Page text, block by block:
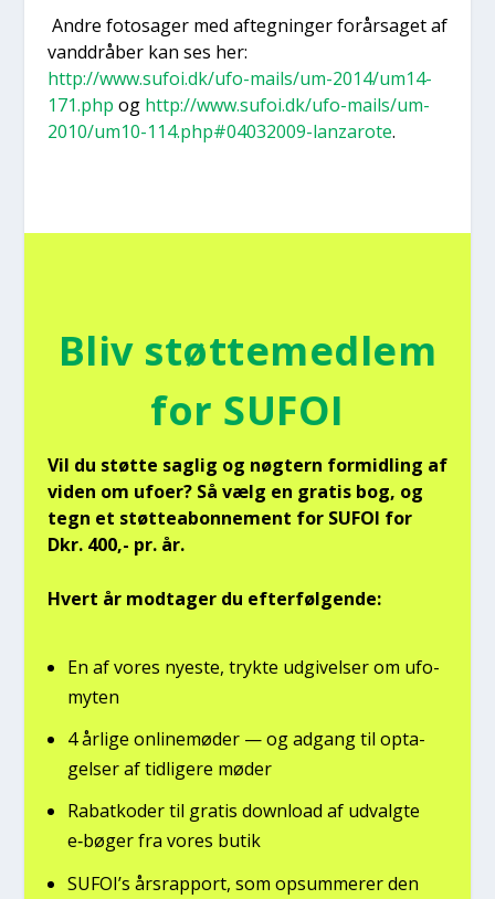
Andre fotosa­ger med afteg­nin­ger for­år­sa­get af
vand­drå­ber kan ses her:
http://www.sufoi.dk/ufo-mails/um-2014/um14-
171.php og http://www.sufoi.dk/ufo-mails/um-
2010/um10-114.php#04032009-lanzarote.
Bliv støt­te­med­lem
for SUFOI
Vil du støt­te sag­lig og nøg­tern for­mid­ling af
viden om ufo­er? Så vælg en gra­tis bog, og
tegn et støt­tea­bon­ne­ment for SUFOI for
Dkr. 400,- pr. år.
Hvert år mod­ta­ger du efter­føl­gen­de:
En af vores nye­ste, tryk­te udgi­vel­ser om ufo­
myten
4 årli­ge onli­ne­mø­der — og adgang til opta­
gel­ser af tid­li­ge­re møder
Rabat­ko­der til gra­tis down­lo­ad af udvalg­te
e‑bøger fra vores butik
SUFOI’s års­rap­port, som opsum­me­rer den